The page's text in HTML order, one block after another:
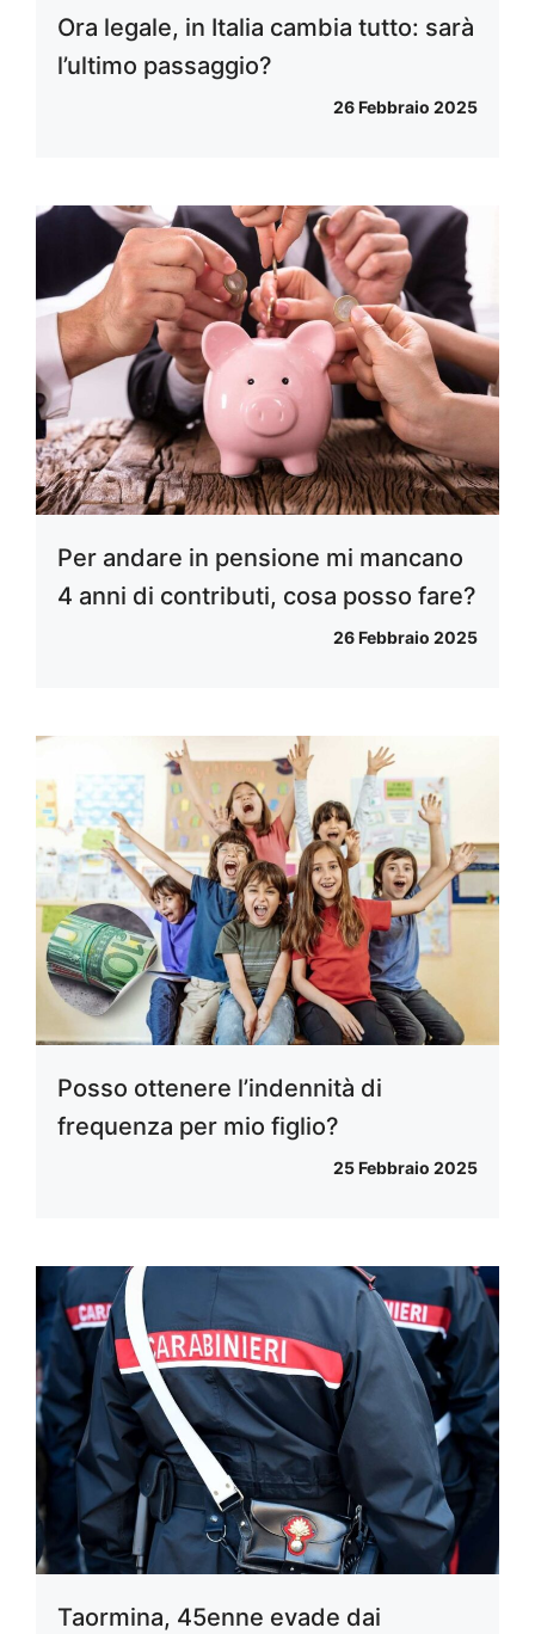
Ora legale, in Italia cambia tutto: sarà
l’ultimo passaggio?
26 Febbraio 2025
Per andare in pensione mi mancano
4 anni di contributi, cosa posso fare?
26 Febbraio 2025
Posso ottenere l’indennità di
frequenza per mio figlio?
25 Febbraio 2025
Taormina, 45enne evade dai